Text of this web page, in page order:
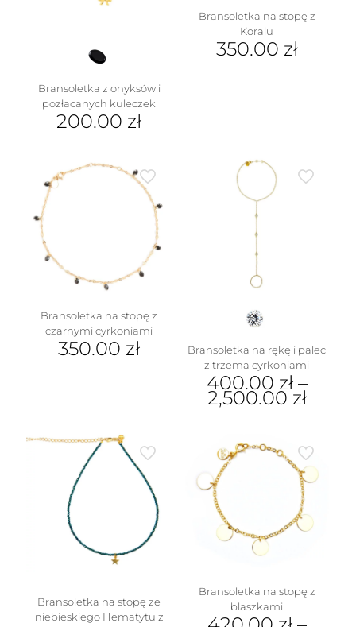
Bransoletka z onyksów i
pozłacanych kuleczek
200.00 zł
Bransoletka na stopę z
Koralu
350.00 zł
Bransoletka na stopę z
czarnymi cyrkoniami
350.00 zł
Bransoletka na rękę i palec
z trzema cyrkoniami
400.00 zł–
2,500.00 zł
ma
wariantów.
wybrać
na
stronie
Bransoletka na stopę ze
niebieskiego Hematytu z
Bransoletka na stopę z
blaszkami